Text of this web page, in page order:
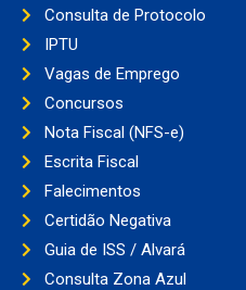
Consulta de Protocolo
IPTU
Vagas de Emprego
Concursos
Nota Fiscal (NFS-e)
Escrita Fiscal
Falecimentos
Certidão Negativa
Guia de ISS / Alvará
Consulta Zona Azul